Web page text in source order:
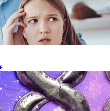
Cele 7
Părinții Ar
Evite Cu Primul
și a
să Eviți pe 8
a Nu Bloca